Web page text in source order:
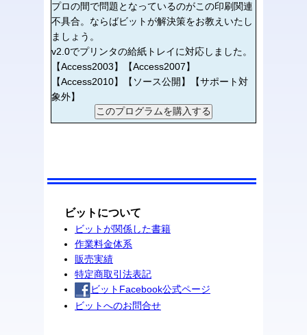
プロの間で問題となっているのがこの印刷関連
不具合。ならばビットが解決策をお教えいたし
ましょう。
v2.0でプリンタの給紙トレイに対応しました。
【Access2003】【Access2007】
【Access2010】【ソース公開】【サポート対
象外】
ビットについて
ビットが関係した書籍
作業料金体系
販売実績
特定商取引法表記
ビットFacebook公式ページ
ビットへのお問合せ